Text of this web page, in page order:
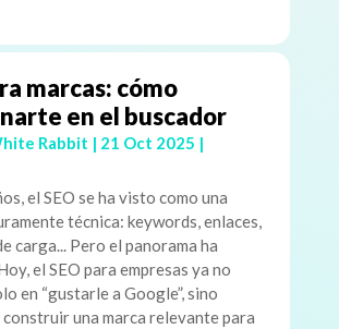
marcas: cómo
en el buscador
Rabbit | 21 Oct 2025 |
el SEO se ha visto como una
técnica: keywords, enlaces,
carga... Pero el panorama ha
el SEO para empresas ya no
en “gustarle a Google”, sino
construir una marca relevante para